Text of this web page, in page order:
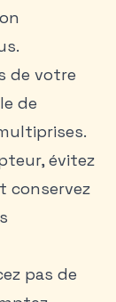
de votre
de
évitez
conservez
pas de